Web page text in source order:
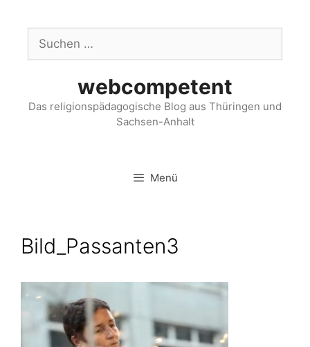
webcompetent
Das religionspädagogische Blog aus Thüringen und
Sachsen-Anhalt
Menü
Bild_​Passanten3